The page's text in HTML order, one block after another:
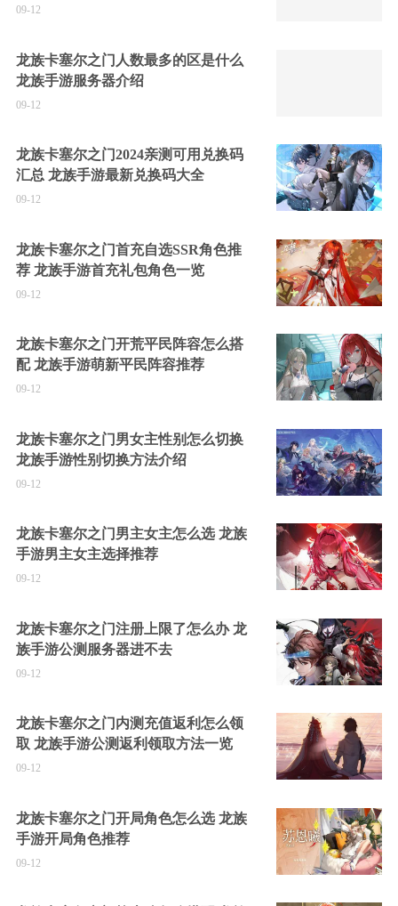
09-12
龙族卡塞尔之门人数最多的区是什么
龙族手游服务器介绍
09-12
龙族卡塞尔之门2024亲测可用兑换码
汇总 龙族手游最新兑换码大全
09-12
龙族卡塞尔之门首充自选SSR角色推
荐 龙族手游首充礼包角色一览
09-12
龙族卡塞尔之门开荒平民阵容怎么搭
配 龙族手游萌新平民阵容推荐
09-12
龙族卡塞尔之门男女主性别怎么切换
龙族手游性别切换方法介绍
09-12
龙族卡塞尔之门男主女主怎么选 龙族
手游男主女主选择推荐
09-12
龙族卡塞尔之门注册上限了怎么办 龙
族手游公测服务器进不去
09-12
龙族卡塞尔之门内测充值返利怎么领
取 龙族手游公测返利领取方法一览
09-12
龙族卡塞尔之门开局角色怎么选 龙族
手游开局角色推荐
09-12